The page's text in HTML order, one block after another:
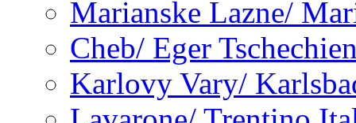
Marianske Lazne/
Cheb/ Eger
Karlovy Vary/